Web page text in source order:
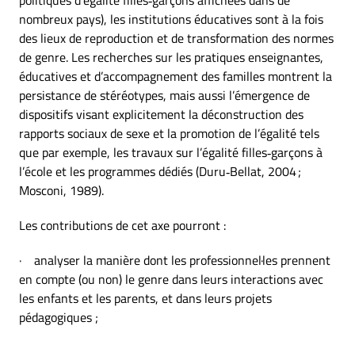
nombreux pays), les institutions éducatives sont à la fois
des lieux de reproduction et de transformation des normes
de genre. Les recherches sur les pratiques enseignantes,
éducatives et d’accompagnement des familles montrent la
persistance de stéréotypes, mais aussi l’émergence de
dispositifs visant explicitement la déconstruction des
rapports sociaux de sexe et la promotion de l’égalité tels
que par exemple, les travaux sur l’égalité filles‑garçons à
l’école et les programmes dédiés (Duru‑Bellat, 2004 ;
Mosconi, 1989).
Les contributions de cet axe pourront :
· analyser la manière dont les professionnel·les prennent
en compte (ou non) le genre dans leurs interactions avec
les enfants et les parents, et dans leurs projets
pédagogiques ;